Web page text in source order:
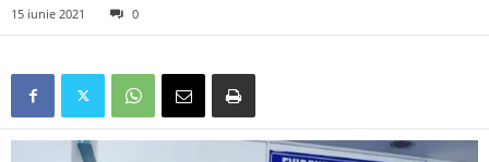
15 iunie 2021 0